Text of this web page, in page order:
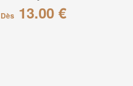
Dès 13.00 €